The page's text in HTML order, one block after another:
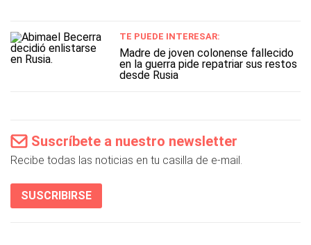
TE PUEDE INTERESAR:
Madre de joven colonense fallecido
en la guerra pide repatriar sus restos
desde Rusia
Suscríbete a nuestro newsletter
Recibe todas las noticias en tu casilla de e-mail.
SUSCRIBIRSE